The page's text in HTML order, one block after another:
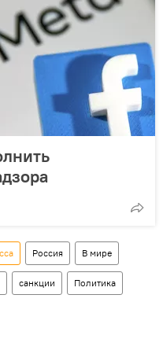
Россия В мире
санкции Политика